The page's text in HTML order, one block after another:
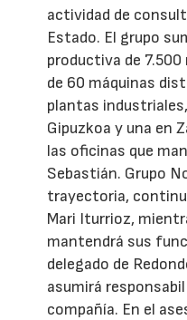
actividad de
Estado. El grupo
productiva de
de 60 máquinas
plantas
Gipuzkoa y una en
las oficinas que
Sebastián. Grupo
trayectoria,
Mari Iturrioz,
mantendrá sus
delegado de
asumirá
compañía. En el